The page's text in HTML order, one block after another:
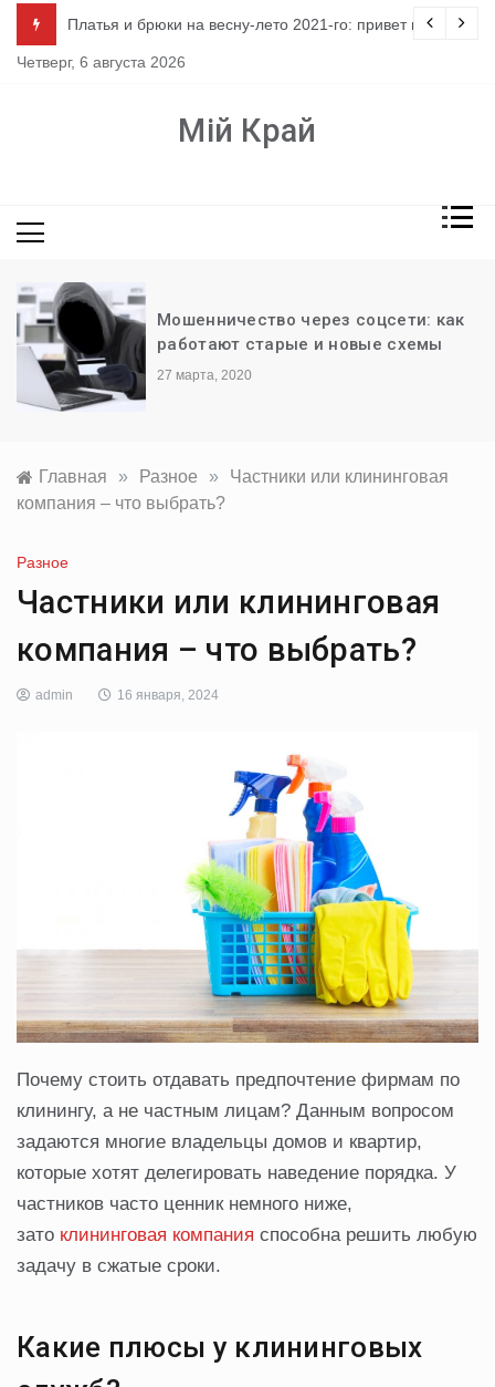
содержимому
Платья и брюки на весну-лето 2021-го: привет из 80-х
Четверг, 6 августа 2026
Мій Край
Мошенничество через соцсети: как
работают старые и новые схемы
27 марта, 2020
Главная » Разное »
Частники или клининговая
компания – что выбрать?
Разное
Частники или клининговая
компания – что выбрать?
admin 16 января, 2024
Почему стоить отдавать предпочтение фирмам по
клинингу, а не частным лицам? Данным вопросом
задаются многие владельцы домов и квартир,
которые хотят делегировать наведение порядка. У
частников часто ценник немного ниже,
зато клининговая компания способна решить любую
задачу в сжатые сроки.
Какие плюсы у клининговых